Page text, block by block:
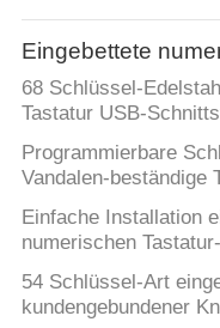
Eingebettete
68 Schlüssel-
Tastatur USB-
Programmierbare
Vandalen-beständige
Einfache Installation
numerischen
54 Schlüssel-Art
kundengebundener